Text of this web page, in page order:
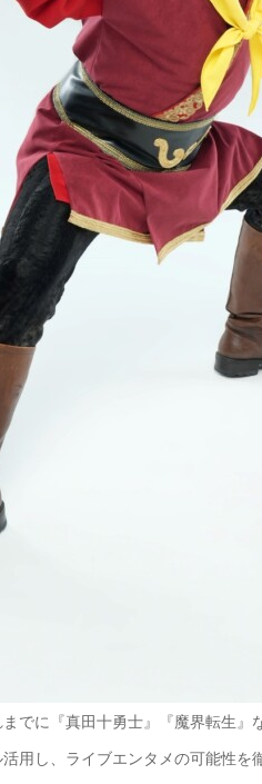
でに『真田十勇士』『魔界転生
用し、ライブエンタメの可能性